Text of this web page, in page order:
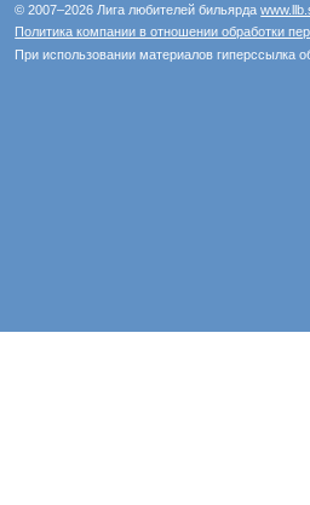
© 2007–2026 Лига любителей бильярда
Политика компании в отношении обработки
При использовании материалов гиперссылка